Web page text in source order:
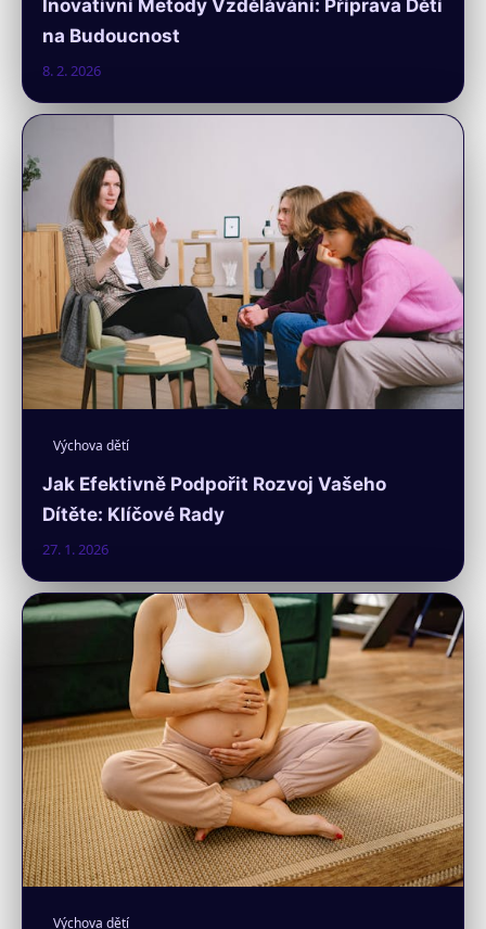
Inovativní Metody Vzdělávání: Příprava Dětí
na Budoucnost
8. 2. 2026
Výchova dětí
Jak Efektivně Podpořit Rozvoj Vašeho
Dítěte: Klíčové Rady
27. 1. 2026
Výchova dětí